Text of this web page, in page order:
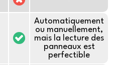
Automatiquement
ou manuellement,
mais la lecture des
panneaux est
perfectible